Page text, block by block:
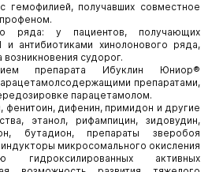
гемофилией, получавших совместное
ряда: у пациентов, получающих
антибиотиками хинолонового ряда,
судорог.
препарата Ибуклин Юниор®
препаратами,
парацетамолом.
фенитоин, дифенин, примидон и другие
этанол, рифампицин, зидовудин,
бутадион, препараты зверобоя
микросомального окисления
гидроксилированных активных